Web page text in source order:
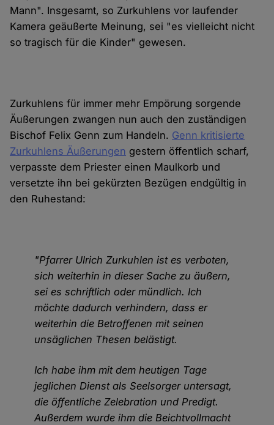
Mann". Insgesamt, so Zurkuhlens vor laufender
Kamera geäußerte Meinung, sei "es vielleicht nicht
so tragisch für die Kinder" gewesen.
Zurkuhlens für immer mehr Empörung sorgende
Äußerungen zwangen nun auch den zuständigen
Bischof Felix Genn zum Handeln. Genn kritisierte
Zurkuhlens Äußerungen gestern öffentlich scharf,
verpasste dem Priester einen Maulkorb und
versetzte ihn bei gekürzten Bezügen endgültig in
den Ruhestand:
"Pfarrer Ulrich Zurkuhlen ist es verboten,
sich weiterhin in dieser Sache zu äußern,
sei es schriftlich oder mündlich. Ich
möchte dadurch verhindern, dass er
weiterhin die Betroffenen mit seinen
unsäglichen Thesen belästigt.
Ich habe ihm mit dem heutigen Tage
jeglichen Dienst als Seelsorger untersagt,
die öffentliche Zelebration und Predigt.
Außerdem wurde ihm die Beichtvollmacht